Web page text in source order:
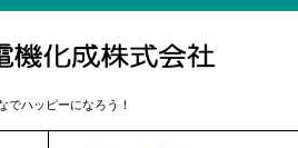
でハッピーになろう！